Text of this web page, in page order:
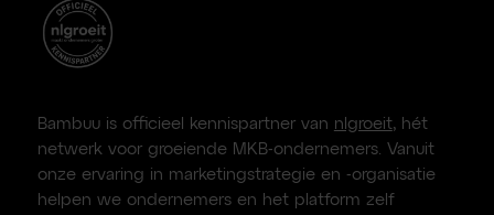
Bambuu is officieel kennispartner van nlgroeit, hét
netwerk voor groeiende MKB-ondernemers. Vanuit
onze ervaring in marketingstrategie en -organisatie
helpen we ondernemers en het platform zelf